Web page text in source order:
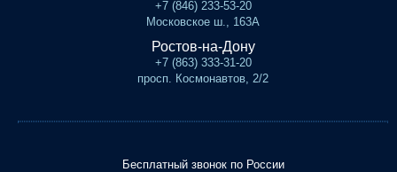
+7 (846) 233-53-20
Московское ш., 163А
Ростов-на-Дону
+7 (863) 333-31-20
просп. Космонавтов, 2/2
Бесплатный звонок по России